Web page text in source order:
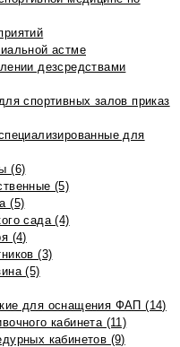
астме
дезсредствами
спортивных залов приказ
для
(6)
(5)
(5)
сада (4)
(4)
(3)
(5)
для оснащения ФАП (14)
кабинета (11)
кабинетов (9)